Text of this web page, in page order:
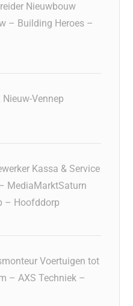
Nieuwbouw
– Building Heroes –
Nieuw-Vennep
Kassa & Service
MediaMarktSaturn
– Hoofddorp
Voertuigen tot
– AXS Techniek –